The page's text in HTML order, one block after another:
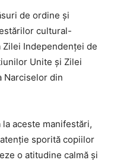
de ordine și
cultural-
Independenței de
Unite și Zilei
Narciselor din
aceste manifestări,
sporită copiilor
o atitudine calmă și